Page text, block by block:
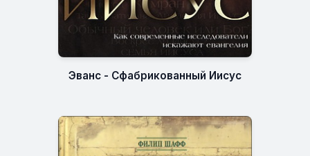
Эванс - Сфабрикованный Иисус